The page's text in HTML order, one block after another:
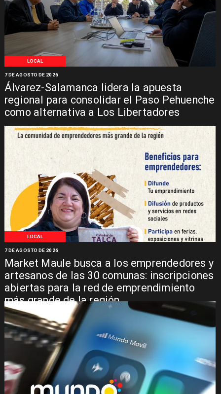
LOCAL
Álvarez-Salamanca lidera la apuesta
regional para consolidar el Paso Pehuenche
como alternativa a Los Libertadores
7 DE AGOSTO DE 2026
LOCAL
Market Maule busca a los emprendedores y
artesanos de las 30 comunas: inscripciones
abiertas para la red de emprendimiento
más grande de la región
7 DE AGOSTO DE 2026